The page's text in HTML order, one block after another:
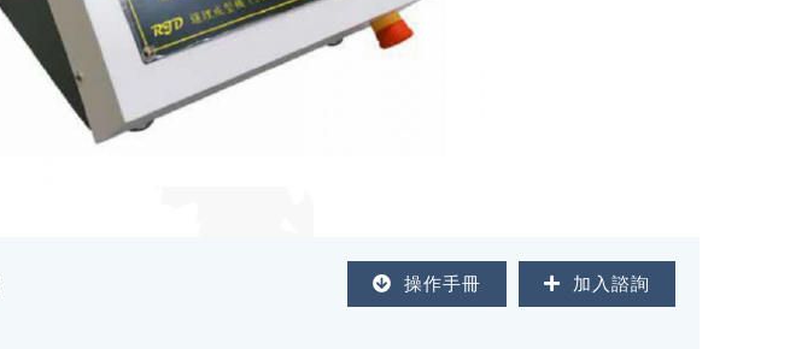
操作手冊 加入諮詢